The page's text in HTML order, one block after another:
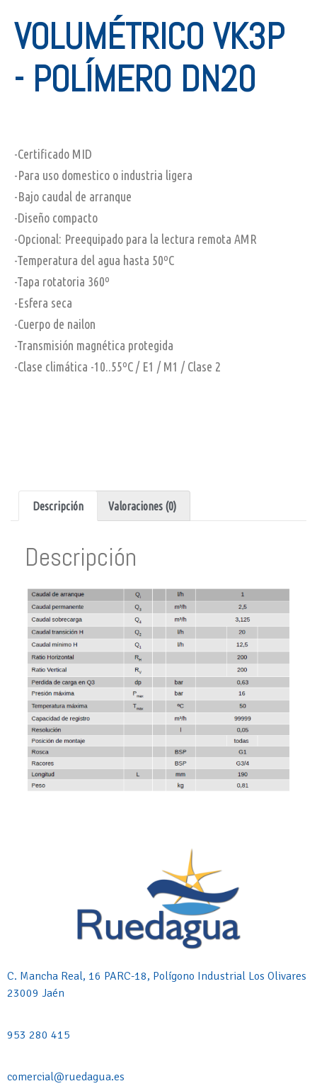
VOLUMÉTRICO VK3P
- POLÍMERO DN20
-Certificado MID
-Para uso domestico o industria ligera
-Bajo caudal de arranque
-Diseño compacto
-Opcional: Preequipado para la lectura remota AMR
-Temperatura del agua hasta 50ºC
-Tapa rotatoria 360º
-Esfera seca
-Cuerpo de nailon
-Transmisión magnética protegida
-Clase climática -10..55ºC / E1 / M1 / Clase 2
Descripción Valoraciones (0)
Descripción
C. Mancha Real, 16 PARC-18, Polígono Industrial Los Olivares
23009 Jaén
953 280 415
comercial@ruedagua.es